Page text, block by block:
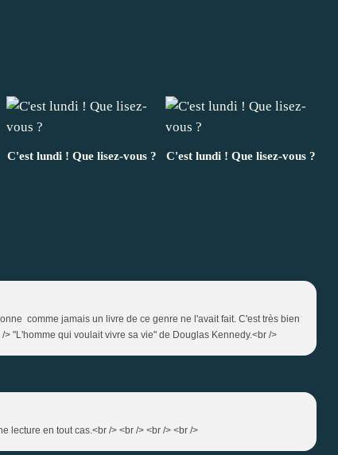
C'est lundi ! Que lisez-vous ? C'est lundi ! Que lisez-vous ?
comme jamais un livre de ce genre ne l'avait fait. C'est très bien
"L'homme qui voulait vivre sa vie" de Douglas Kennedy.<br />
lecture en tout cas.<br /> <br /> <br /> <br />